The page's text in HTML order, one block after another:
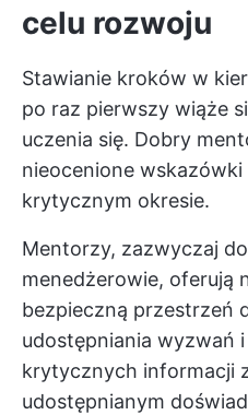
celu rozwoju
Stawianie kroków w
po raz pierwszy wiąże
uczenia się. Dobry
nieocenione
krytycznym okresie.
Mentorzy, zazwyczaj
menedżerowie, oferują
bezpieczną przestrzeń
udostępniania wyzwań
krytycznych informacji
udostępnianym